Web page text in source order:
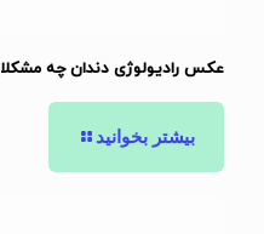
عکس رادیولوژی دندان چه
بیشتر بخوانید